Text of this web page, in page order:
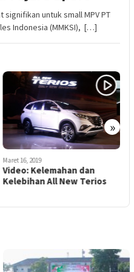
untuk small MPV PT
Indonesia (MMKSI), […]
»
Maret 16, 2019
Video: Kelemahan dan
Kelebihan All New Terios